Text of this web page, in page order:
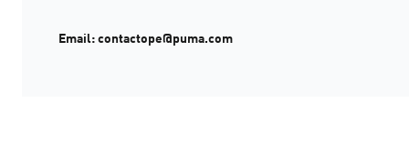
Email:contactope@puma.com